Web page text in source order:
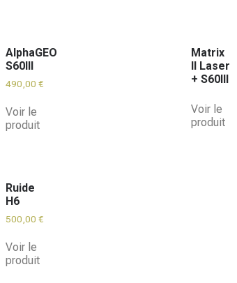
AlphaGEO
S60III
490,00 €
Voir le
produit
Matrix
II Laser
+ S60III
Voir le
produit
Ruide
H6
500,00 €
Voir le
produit